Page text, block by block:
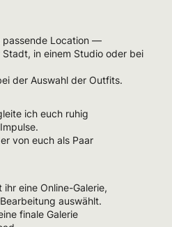
passende Location —
in einem Studio oder bei
der Auswahl der Outfits.
ich euch ruhig
von euch als Paar
eine Online-Galerie,
auswählt.
finale Galerie